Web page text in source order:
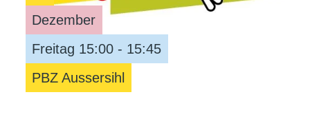
Dezember
Freitag 15:00 - 15:45
PBZ Aussersihl